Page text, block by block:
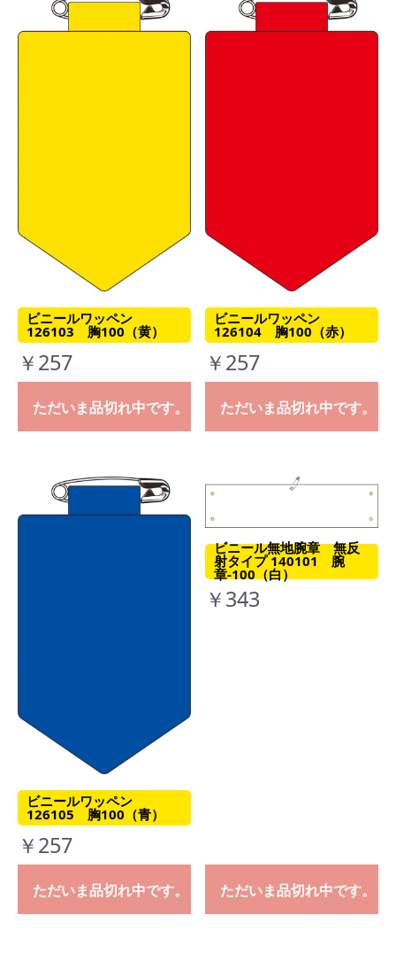
ビニールワッペン
126103 胸100（黄）
￥257
ただいま品切れ中です。
ビニールワッペン
126104 胸100（赤）
￥257
ただいま品切れ中です。
ビニールワッペン
126105 胸100（青）
￥257
ただいま品切れ中です。
ビニール無地腕章 無反
射タイプ 140101 腕
章-100（白）
￥343
ただいま品切れ中です。